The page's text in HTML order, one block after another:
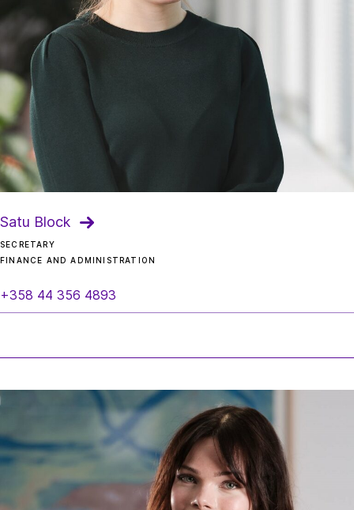
Satu Block
SECRETARY
FINANCE AND ADMINISTRATION
+358 44 356 4893